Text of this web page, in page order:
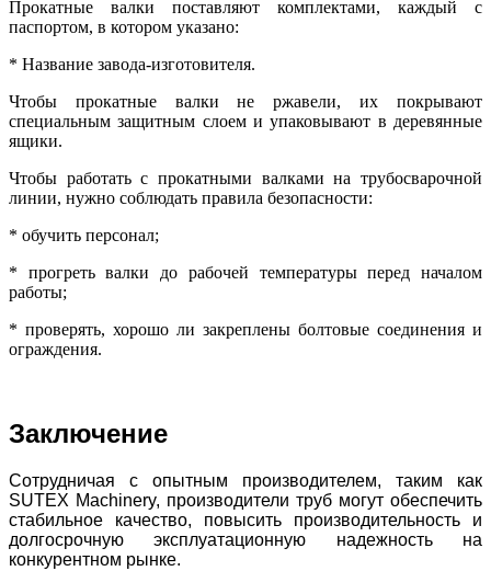
Прокатные валки поставляют комплектами, каждый с
паспортом, в котором указано:
* Название завода-изготовителя.
Чтобы прокатные валки не ржавели, их покрывают
специальным защитным слоем и упаковывают в деревянные
ящики.
Чтобы работать с прокатными валками на трубосварочной
линии, нужно соблюдать правила безопасности:
* обучить персонал;
* прогреть валки до рабочей температуры перед началом
работы;
* проверять, хорошо ли закреплены болтовые соединения и
ограждения.
Заключение
Сотрудничая с опытным производителем, таким как
SUTEX Machinery, производители труб могут обеспечить
стабильное качество, повысить производительность и
долгосрочную эксплуатационную надежность на
конкурентном рынке.